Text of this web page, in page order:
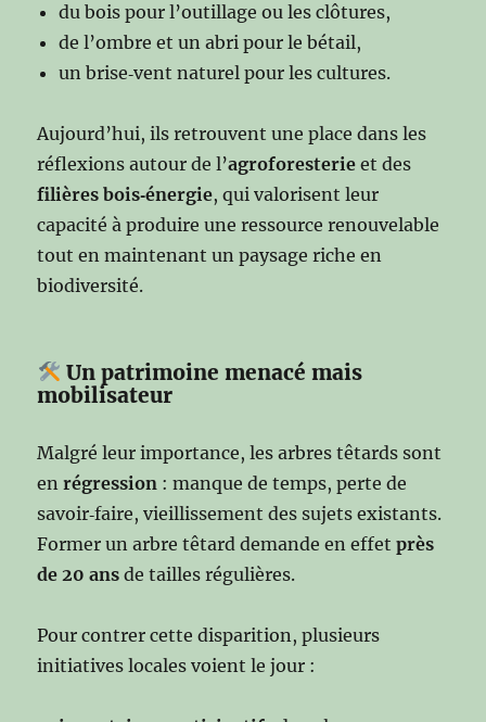
du bois pour l’outillage ou les clôtures,
de l’ombre et un abri pour le bétail,
un brise‑vent naturel pour les cultures.
Aujourd’hui, ils retrouvent une place dans les
réflexions autour de l’agroforesterie et des
filières bois‑énergie, qui valorisent leur
capacité à produire une ressource renouvelable
tout en maintenant un paysage riche en
biodiversité.
Un patrimoine menacé mais
mobilisateur
Malgré leur importance, les arbres têtards sont
enrégression : manque de temps, perte de
savoir‑faire, vieillissement des sujets existants.
Former un arbre têtard demande en effetprès
de 20 ans de tailles régulières.
Pour contrer cette disparition, plusieurs
initiatives locales voient le jour :